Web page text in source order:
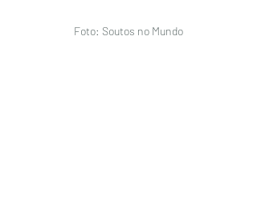
Foto: Soutos no Mundo